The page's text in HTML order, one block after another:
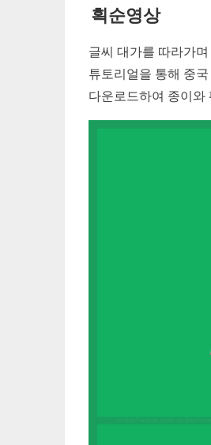
획순영상
글씨 대가를 따라가며
튜토리얼을 통해 중
다운로드하여 종이와